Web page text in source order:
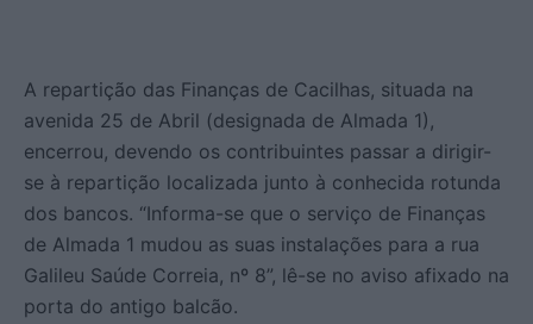
A repartição das Finanças de Cacilhas, situada na
avenida 25 de Abril (designada de Almada 1),
encerrou, devendo os contribuintes passar a dirigir-
se à repartição localizada junto à conhecida rotunda
dos bancos. “Informa-se que o serviço de Finanças
de Almada 1 mudou as suas instalações para a rua
Galileu Saúde Correia, nº 8”, lê-se no aviso afixado na
porta do antigo balcão.